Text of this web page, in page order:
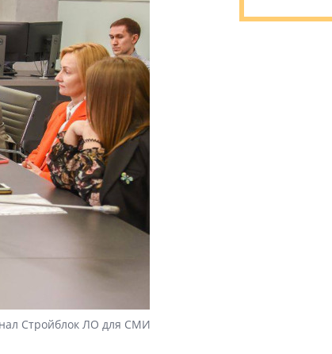
Стройблок ЛО для СМИ